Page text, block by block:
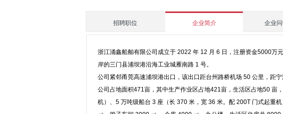
招聘职位 企业简介 企业
浙江涌鑫船舶有限公司成立于 2022 年 12 月 6 日，注册资金5000万
岸的三门县浦坝港沿海工业城雁南路 1 号。
公司紧邻甬莞高速浦坝港出口，该出口距台州路桥机场 50 公里，距
公司占地面积471亩，其中生产作业区占地421亩，生活区占地50 亩
机）、5 万吨级船台 3 座（长 370 米，宽 36 米。配 200T 门式起重